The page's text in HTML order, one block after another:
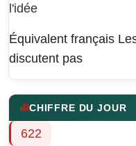
l'idée
Équivalent français
discutent pas
CHIFFRE DU JOUR
622